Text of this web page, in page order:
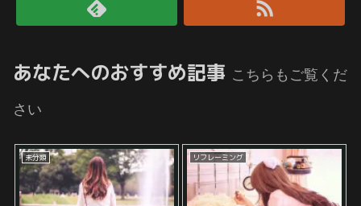
あなたへのおすすめ記事 こちらもご覧くだ
さい
未分類 リフレーミング